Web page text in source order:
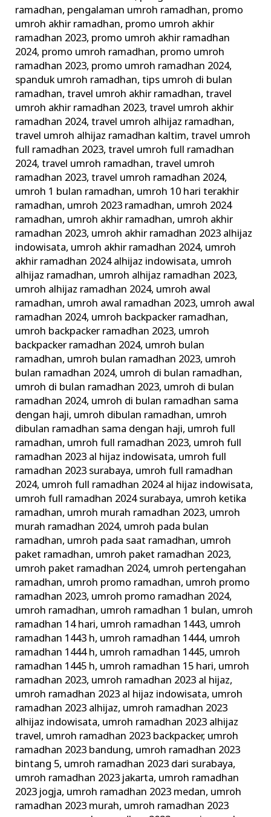
ramadhan, pengalaman umroh ramadhan, promo
umroh akhir ramadhan, promo umroh akhir
ramadhan 2023, promo umroh akhir ramadhan
2024, promo umroh ramadhan, promo umroh
ramadhan 2023, promo umroh ramadhan 2024,
spanduk umroh ramadhan,tips umroh di bulan
ramadhan,travel umroh akhir ramadhan,travel
umroh akhir ramadhan 2023,travel umroh akhir
ramadhan 2024,travel umroh alhijaz ramadhan,
travel umroh alhijaz ramadhan kaltim,travel umroh
full ramadhan 2023,travel umroh full ramadhan
2024,travel umroh ramadhan,travel umroh
ramadhan 2023,travel umroh ramadhan 2024,
umroh 1 bulan ramadhan, umroh 10 hari terakhir
ramadhan, umroh 2023 ramadhan, umroh 2024
ramadhan, umroh akhir ramadhan, umroh akhir
ramadhan 2023, umroh akhir ramadhan 2023 alhijaz
indowisata, umroh akhir ramadhan 2024, umroh
akhir ramadhan 2024 alhijaz indowisata, umroh
alhijaz ramadhan, umroh alhijaz ramadhan 2023,
umroh alhijaz ramadhan 2024, umroh awal
ramadhan, umroh awal ramadhan 2023, umroh awal
ramadhan 2024, umroh backpacker ramadhan,
umroh backpacker ramadhan 2023, umroh
backpacker ramadhan 2024, umroh bulan
ramadhan, umroh bulan ramadhan 2023, umroh
bulan ramadhan 2024, umroh di bulan ramadhan,
umroh di bulan ramadhan 2023, umroh di bulan
ramadhan 2024, umroh di bulan ramadhan sama
dengan haji, umroh dibulan ramadhan, umroh
dibulan ramadhan sama dengan haji, umroh full
ramadhan, umroh full ramadhan 2023, umroh full
ramadhan 2023 al hijaz indowisata, umroh full
ramadhan 2023 surabaya, umroh full ramadhan
2024, umroh full ramadhan 2024 al hijaz indowisata,
umroh full ramadhan 2024 surabaya, umroh ketika
ramadhan, umroh murah ramadhan 2023, umroh
murah ramadhan 2024, umroh pada bulan
ramadhan, umroh pada saat ramadhan, umroh
paket ramadhan, umroh paket ramadhan 2023,
umroh paket ramadhan 2024, umroh pertengahan
ramadhan, umroh promo ramadhan, umroh promo
ramadhan 2023, umroh promo ramadhan 2024,
umroh ramadhan, umroh ramadhan 1 bulan, umroh
ramadhan 14 hari, umroh ramadhan 1443, umroh
ramadhan 1443 h, umroh ramadhan 1444, umroh
ramadhan 1444 h, umroh ramadhan 1445, umroh
ramadhan 1445 h, umroh ramadhan 15 hari, umroh
ramadhan 2023, umroh ramadhan 2023 al hijaz,
umroh ramadhan 2023 al hijaz indowisata, umroh
ramadhan 2023 alhijaz, umroh ramadhan 2023
alhijaz indowisata, umroh ramadhan 2023 alhijaz
travel, umroh ramadhan 2023 backpacker, umroh
ramadhan 2023 bandung, umroh ramadhan 2023
bintang 5, umroh ramadhan 2023 dari surabaya,
umroh ramadhan 2023 jakarta, umroh ramadhan
2023 jogja, umroh ramadhan 2023 medan, umroh
ramadhan 2023 murah, umroh ramadhan 2023